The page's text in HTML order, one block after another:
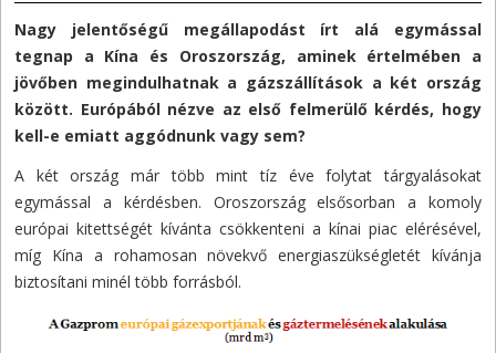
Nagy jelentőségű megállapodást írt alá egymással
tegnap a Kína és Oroszország, aminek értelmében a
jövőben megindulhatnak a gázszállítások a két ország
között. Európából nézve az első felmerülő kérdés, hogy
kell-e emiatt aggódnunk vagy sem?
A két ország már több mint tíz éve folytat tárgyalásokat
egymással a kérdésben. Oroszország elsősorban a komoly
európai kitettségét kívánta csökkenteni a kínai piac elérésével,
míg Kína a rohamosan növekvő energiaszükségletét kívánja
biztosítani minél több forrásból.